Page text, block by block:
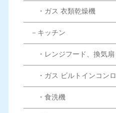
・ガス 衣類乾燥機
－キッチン
・レンジフード、換気扇
・ガス ビルトインコンロ
・食洗機